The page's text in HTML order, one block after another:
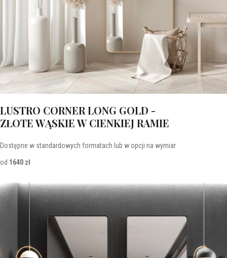
LUSTRO CORNER LONG GOLD -
ZŁOTE WĄSKIE W CIENKIEJ RAMIE
Dostępne w standardowych formatach lub w opcji na wymiar
od 1640 zł